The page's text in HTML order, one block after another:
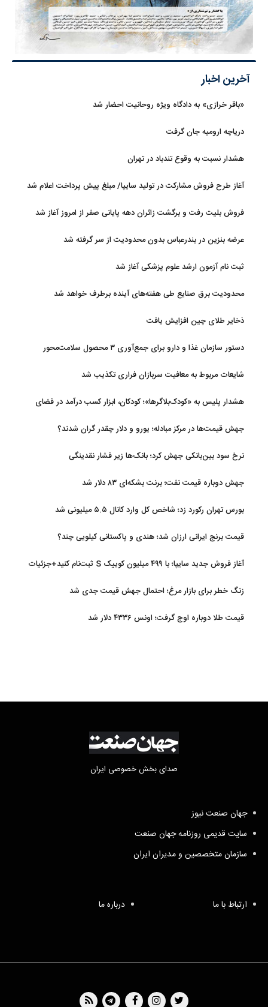
آخرین اخبار
«باقر خرازی» به دادگاه ویژه روحانیت احضار شد
دریاچه ارومیه جان گرفت
هشدار نسبت به وقوع تندباد در تهران
آغاز طرح فروش مشارکت در تولید سایپا/ مبلغ پیش پرداخت اعلام شد
فروش بلیت رفت و برگشت زائران دهه پایانی صفر از امروز آغاز شد
عرضه بنزین در بندرعباس بدون محدودیت از سر گرفته شد
ثبت نام آزمون ارشد علوم پزشکی آغاز شد
محدودیت‌ برق صنایع طی هفته‌های آینده برطرف خواهد شد
ذخایر طلای چین افزایش یافت
دستور سازمان غذا و دارو برای جمع‌آوری ۳ محصول سلامت‌محور
شایعات مربوط به معافیت سربازان فراری تکذیب شد
هشدار پلیس به «کودک‌بلاگرها»؛ کودکان، ابزار کسب درآمد در فضای
جهش قیمت‌ها در مرکز مبادله؛ یورو و دلار چقدر گران شدند؟
نرخ سود بین‌بانکی جهش کرد؛ بانک‌ها زیر فشار نقدینگی
جهش دوباره قیمت نفت؛ برنت بشکه‌ای ۸۳ دلار شد
بورس تهران رکورد زد؛ شاخص کل وارد کانال ۵.۵ میلیونی شد
قیمت برنج ایرانی ارزان شد؛ هندی و پاکستانی کیلویی چند؟
آغاز فروش جدید سایپا؛ با ۴۹۹ میلیون کوییک S ثبت‌نام کنید+جزئیات
زنگ خطر برای بازار مرغ؛ احتمال جهش قیمت جدی شد
قیمت طلا دوباره اوج گرفت؛ اونس ۴۳۳۶ دلار شد
صدای بخش خصوصی ایران
جهان صنعت نیوز
سایت قدیمی روزنامه جهان صنعت
سازمان متخصصین و مدیران ایران
ارتباط با ما درباره ما